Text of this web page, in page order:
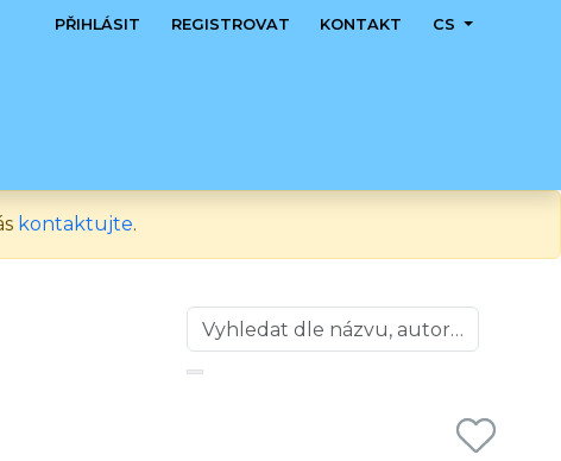
PŘIHLÁSIT REGISTROVAT KONTAKT CS
kontaktujte.